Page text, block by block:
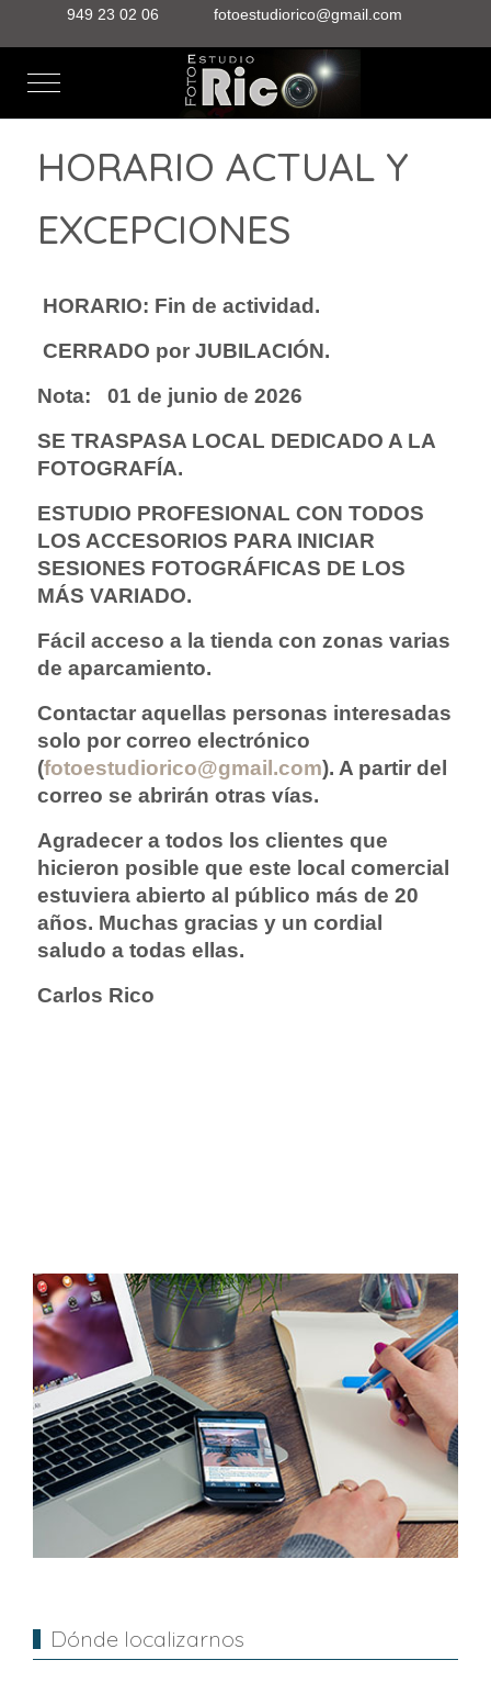
949 23 02 06 fotoestudiorico@gmail.com
Mobile Menu Toggle
HORARIO ACTUAL Y
EXCEPCIONES
HORARIO: Fin de actividad.
CERRADO por JUBILACIÓN.
Nota: 01 de junio de 2026
SE TRASPASA LOCAL DEDICADO A LA
FOTOGRAFÍA.
ESTUDIO PROFESIONAL CON TODOS
LOS ACCESORIOS PARA INICIAR
SESIONES FOTOGRÁFICAS DE LOS
MÁS VARIADO.
Fácil acceso a la tienda con zonas varias
de aparcamiento.
Contactar aquellas personas interesadas
solo por correo electrónico
(fotoestudiorico@gmail.com). A partir del
correo se abrirán otras vías.
Agradecer a todos los clientes que
hicieron posible que este local comercial
estuviera abierto al público más de 20
años. Muchas gracias y un cordial
saludo a todas ellas.
Carlos Rico
Dónde localizarnos